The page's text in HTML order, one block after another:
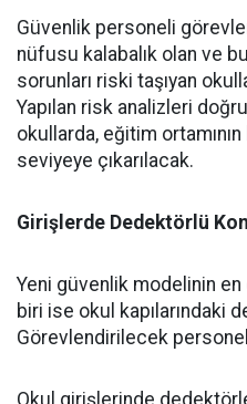
​Güvenlik personeli
nüfusu kalabalık olan ve
sorunları riski taşıyan
Yapılan risk analizleri
okullarda, eğitim
seviyeye çıkarılacak.
Girişlerde Dedektörlü
​Yeni güvenlik modelinin
biri ise okul kapılarındaki
Görevlendirilecek
​Okul girişlerinde